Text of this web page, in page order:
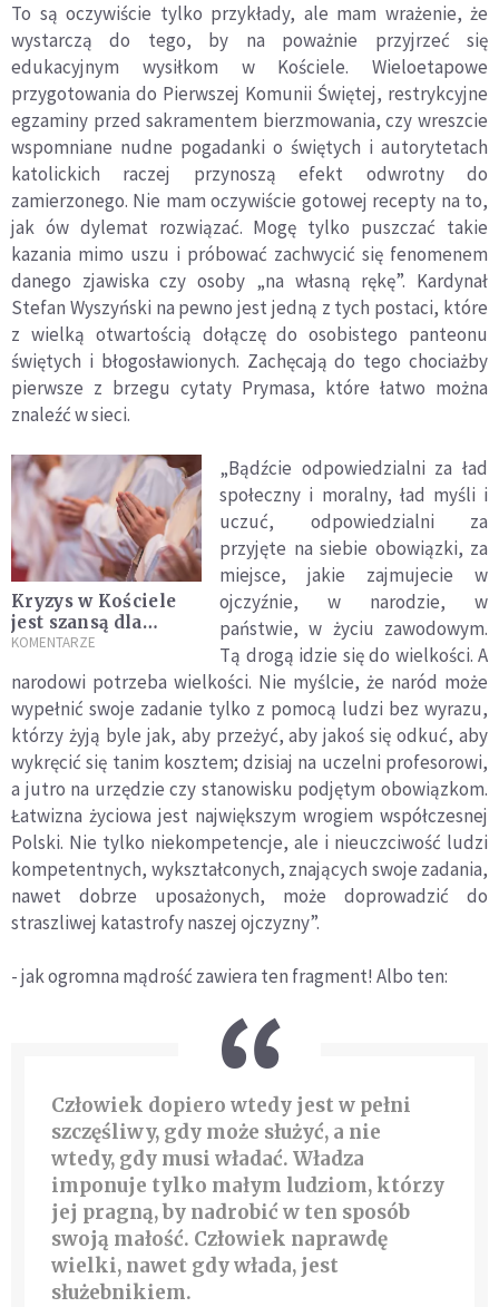
To są oczywiście tylko przykłady, ale mam wrażenie, że
wystarczą do tego, by na poważnie przyjrzeć się
edukacyjnym wysiłkom w Kościele. Wieloetapowe
przygotowania do Pierwszej Komunii Świętej, restrykcyjne
egzaminy przed sakramentem bierzmowania, czy wreszcie
wspomniane nudne pogadanki o świętych i autorytetach
katolickich raczej przynoszą efekt odwrotny do
zamierzonego. Nie mam oczywiście gotowej recepty na to,
jak ów dylemat rozwiązać. Mogę tylko puszczać takie
kazania mimo uszu i próbować zachwycić się fenomenem
danego zjawiska czy osoby „na własną rękę”. Kardynał
Stefan Wyszyński na pewno jest jedną z tych postaci, które
z wielką otwartością dołączę do osobistego panteonu
świętych i błogosławionych. Zachęcają do tego chociażby
pierwsze z brzegu cytaty Prymasa, które łatwo można
znaleźć w sieci.
Kryzys w Kościele
jest szansą dla
świeckich
KOMENTARZE
„Bądźcie odpowiedzialni za ład
społeczny i moralny, ład myśli i
uczuć, odpowiedzialni za
przyjęte na siebie obowiązki, za
miejsce, jakie zajmujecie w
ojczyźnie, w narodzie, w
państwie, w życiu zawodowym.
Tą drogą idzie się do wielkości. A
narodowi potrzeba wielkości. Nie myślcie, że naród może
wypełnić swoje zadanie tylko z pomocą ludzi bez wyrazu,
którzy żyją byle jak, aby przeżyć, aby jakoś się odkuć, aby
wykręcić się tanim kosztem; dzisiaj na uczelni profesorowi,
a jutro na urzędzie czy stanowisku podjętym obowiązkom.
Łatwizna życiowa jest największym wrogiem współczesnej
Polski. Nie tylko niekompetencje, ale i nieuczciwość ludzi
kompetentnych, wykształconych, znających swoje zadania,
nawet dobrze uposażonych, może doprowadzić do
straszliwej katastrofy naszej ojczyzny”.
- jak ogromna mądrość zawiera ten fragment! Albo ten:
Człowiek dopiero wtedy jest w pełni
szczęśliwy, gdy może służyć, a nie
wtedy, gdy musi władać. Władza
imponuje tylko małym ludziom, którzy
jej pragną, by nadrobić w ten sposób
swoją małość. Człowiek naprawdę
wielki, nawet gdy włada, jest
służebnikiem.